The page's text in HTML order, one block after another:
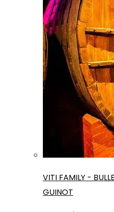
VITI FAMILY -
GUINOT